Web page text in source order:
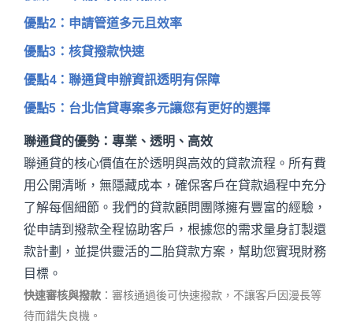
優點2：申請管道多元且效率
優點3：核貸撥款快速
優點4：聯通貸申辦資訊透明有保障
優點5：台北信貸專案多元讓您有更好的選擇
聯通貸的優勢：專業、透明、高效
聯通貸的核心價值在於透明與高效的貸款流程。所有費
用公開清晰，無隱藏成本，確保客戶在貸款過程中充分
了解每個細節。我們的貸款顧問團隊擁有豐富的經驗，
從申請到撥款全程協助客戶，根據您的需求量身訂製還
款計劃，並提供靈活的二胎貸款方案，幫助您實現財務
目標。
快速審核與撥款 ：審核通過後可快速撥款，不讓客戶因漫長等
待而錯失良機。